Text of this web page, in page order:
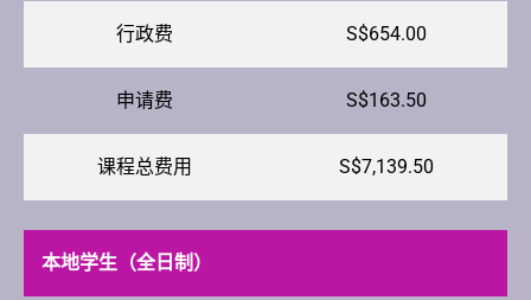
行政费 S$654.00
申请费 S$163.50
课程总费用 S$7,139.50
本地学生（全日制）